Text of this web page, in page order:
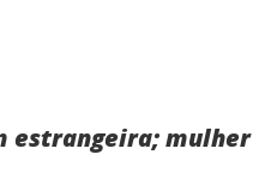
estrangeira; mulher